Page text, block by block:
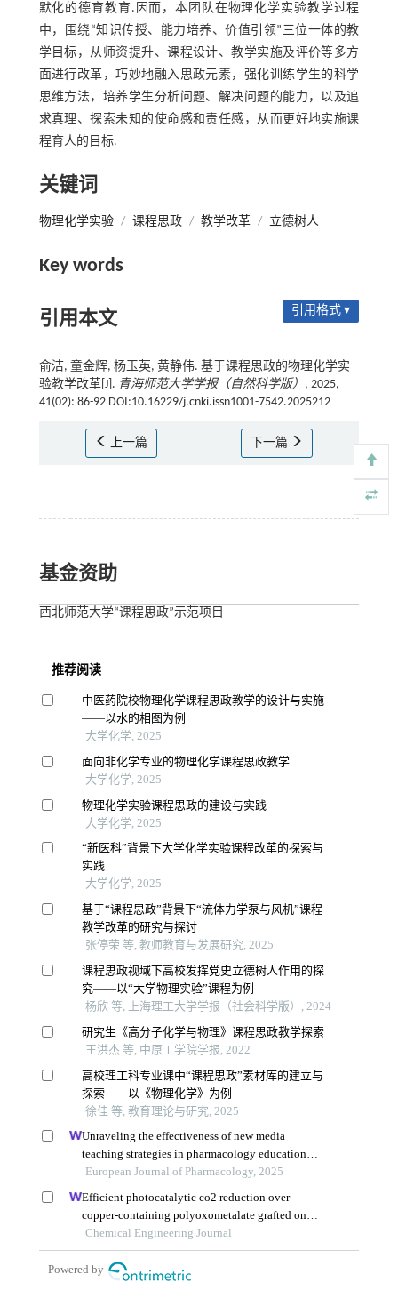
默化的德育教育.因而，本团队在物理化学实验教学过程
中，围绕“知识传授、能力培养、价值引领”三位一体的教
学目标，从师资提升、课程设计、教学实施及评价等多方
面进行改革，巧妙地融入思政元素，强化训练学生的科学
思维方法，培养学生分析问题、解决问题的能力，以及追
求真理、探索未知的使命感和责任感，从而更好地实施课
程育人的目标.
关键词
物理化学实验 / 课程思政 / 教学改革 / 立德树人
Key words
引用本文 引用格式 ▾
俞洁, 童金辉, 杨玉英, 黄静伟. 基于课程思政的物理化学实
验教学改革[J]. 青海师范大学学报（自然科学版） , 2025,
41(02): 86-92 DOI:10.16229/j.cnki.issn1001-7542.2025212
上一篇 下一篇
基金资助
西北师范大学“课程思政”示范项目